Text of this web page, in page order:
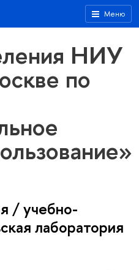
Меню
НИУ
по
/ учебно-
лаборатория